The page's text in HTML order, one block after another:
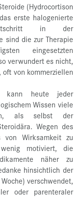
(Hydrocortison
erste halogenierte
in der
sind die zur Therapie
eingesetzten
verwundert es nicht,
von kommerziellen
kann heute jeder
Wissen viele
als selbst der
Wegen des
von Wirksamkeit zu
motiviert, die
näher zu
hinsichtlich der
verschwendet,
oder parenteraler